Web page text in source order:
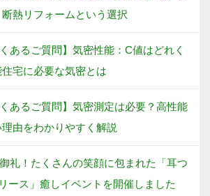
熱リフォームという選択
くあるご質問】気密性能：C値はどれく
宅に必要な気密とは
くあるご質問】気密測定は必要？高性能
由をわかりやすく解説
礼！たくさんの笑顔に包まれた「耳つ
ース」癒しイベントを開催しました